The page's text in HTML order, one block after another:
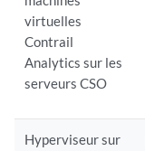
virtuelles
Contrail
Analytics sur les
serveurs CSO
Hyperviseur sur